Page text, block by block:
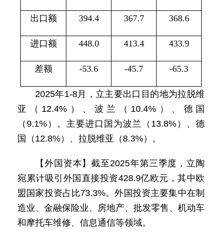
出口额 394.4 367.7 368.6
进口额 448.0 413.4 433.9
差额 -53.6 -45.7 -65.3
2025年1-8月，立主要出口目的地为拉脱维
亚（12.4%）、波兰（10.4%）、德国
（9.1%）。主要进口国为波兰（13.8%）、德
国（12.8%）、拉脱维亚（8.3%）。
【外国资本】截至2025年第三季度，立陶
宛累计吸引外国直接投资428.9亿欧元，其中欧
盟国家投资占比73.3%。外国投资主要集中在制
造业、金融保险业、房地产、批发零售、机动车
和摩托车维修、信息通信等领域。